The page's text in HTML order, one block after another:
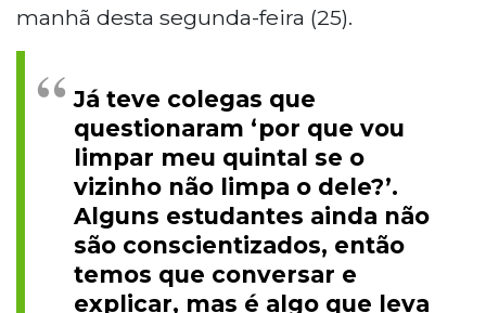
manhã desta segunda-feira (25).
Já teve colegas que
questionaram ‘por que vou
limpar meu quintal se o
vizinho não limpa o dele?’.
Alguns estudantes ainda não
são conscientizados, então
temos que conversar e
explicar, mas é algo que leva